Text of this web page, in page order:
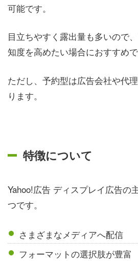
可能です。
目立ちやすく露出量も多いので
知度を高めたい場合におすすめで
ただし、予約型は広告会社や代
ります。
特徴について
Yahoo!広告 ディスプレイ広告の
つです。
さまざまなメディアへ配信
フォーマットの選択肢が豊富